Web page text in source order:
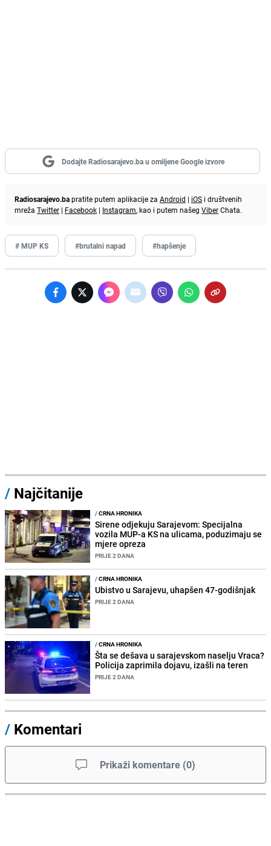
Dodajte Radiosarajevo.ba u omiljene Google izvore
Radiosarajevo.bapratite putem aplikacije za Android | iOS i društvenih
mreža Twitter | Facebook | Instagram, kao i putem našeg ViberChata.
# MUP KS #brutalni napad #hapšenje
/ Najčitanije
/CRNA HRONIKA
Sirene odjekuju Sarajevom: Specijalna
vozila MUP-a KS na ulicama, poduzimaju se
mjere opreza
PRIJE 2 DANA
/CRNA HRONIKA
Ubistvo u Sarajevu, uhapšen 47-godišnjak
PRIJE 2 DANA
/CRNA HRONIKA
Šta se dešava u sarajevskom naselju Vraca?
Policija zaprimila dojavu, izašli na teren
PRIJE 2 DANA
/ Komentari
Prikaži komentare (0)